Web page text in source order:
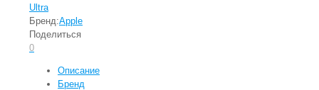
Ultra
Бренд:Apple
Поделиться
0
Описание
Бренд